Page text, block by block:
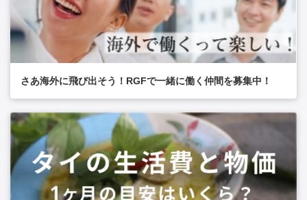
さあ海外に飛び出そう！RGFで一緒に働く仲間を募集中！